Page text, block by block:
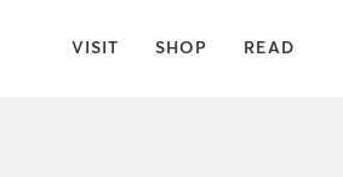
VISIT SHOP READ